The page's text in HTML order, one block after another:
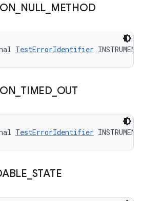
NULL METHOD
TestErrorIdentifier
TIMED_ OUT
TestErrorIdentifier
STATE